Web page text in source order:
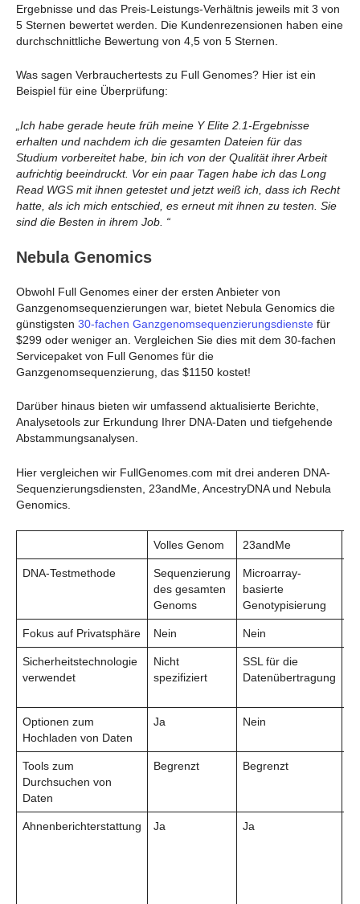
Ergebnisse und das Preis-Leistungs-Verhältnis jeweils mit 3 von
5 Sternen bewertet werden. Die Kundenrezensionen haben eine
durchschnittliche Bewertung von 4,5 von 5 Sternen.
Was sagen Verbrauchertests zu Full Genomes? Hier ist ein
Beispiel für eine Überprüfung:
„Ich habe gerade heute früh meine Y Elite 2.1-Ergebnisse
erhalten und nachdem ich die gesamten Dateien für das
Studium vorbereitet habe, bin ich von der Qualität ihrer Arbeit
aufrichtig beeindruckt. Vor ein paar Tagen habe ich das Long
Read WGS mit ihnen getestet und jetzt weiß ich, dass ich Recht
hatte, als ich mich entschied, es erneut mit ihnen zu testen. Sie
sind die Besten in ihrem Job. “
Nebula Genomics
Obwohl Full Genomes einer der ersten Anbieter von
Ganzgenomsequenzierungen war, bietet Nebula Genomics die
günstigsten 30-fachen Ganzgenomsequenzierungsdienste für
$299 oder weniger an. Vergleichen Sie dies mit dem 30-fachen
Servicepaket von Full Genomes für die
Ganzgenomsequenzierung, das $1150 kostet!
Darüber hinaus bieten wir umfassend aktualisierte Berichte,
Analysetools zur Erkundung Ihrer DNA-Daten und tiefgehende
Abstammungsanalysen.
Hier vergleichen wir FullGenomes.com mit drei anderen DNA-
Sequenzierungsdiensten, 23andMe, AncestryDNA und Nebula
Genomics.
Volles Genom 23andMe
DNA-Testmethode
Sequenzierung
des gesamten
Genoms
Microarray-
basierte
Genotypisierung
Fokus auf Privatsphäre Nein Nein
Sicherheitstechnologie
verwendet
Nicht
spezifiziert
SSL für die
Datenübertragung
Optionen zum
Hochladen von Daten
Ja Nein
Tools zum
Durchsuchen von
Daten
Begrenzt Begrenzt
Ahnenberichterstattung Ja Ja